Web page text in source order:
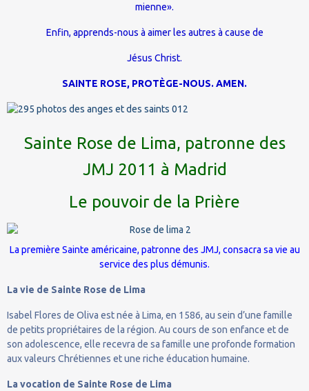
mienne».
Enfin, apprends-nous à aimer les autres à cause de
Jésus Christ.
SAINTE ROSE, PROTÈGE-NOUS. AMEN.
Sainte Rose de Lima, patronne des
JMJ 2011 à Madrid
Le pouvoir de la Prière
La première Sainte américaine, patronne des JMJ, consacra sa vie au
service des plus démunis.
La vie de Sainte Rose de Lima
Isabel Flores de Oliva est née à Lima, en 1586, au sein d’une famille
de petits propriétaires de la région. Au cours de son enfance et de
son adolescence, elle recevra de sa famille une profonde formation
aux valeurs Chrétiennes et une riche éducation humaine.
La vocation de Sainte Rose de Lima